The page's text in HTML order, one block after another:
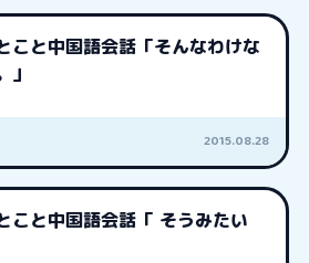
こと中国語会話「そんなわけな
」
2015.08.28
こと中国語会話「 そうみたい